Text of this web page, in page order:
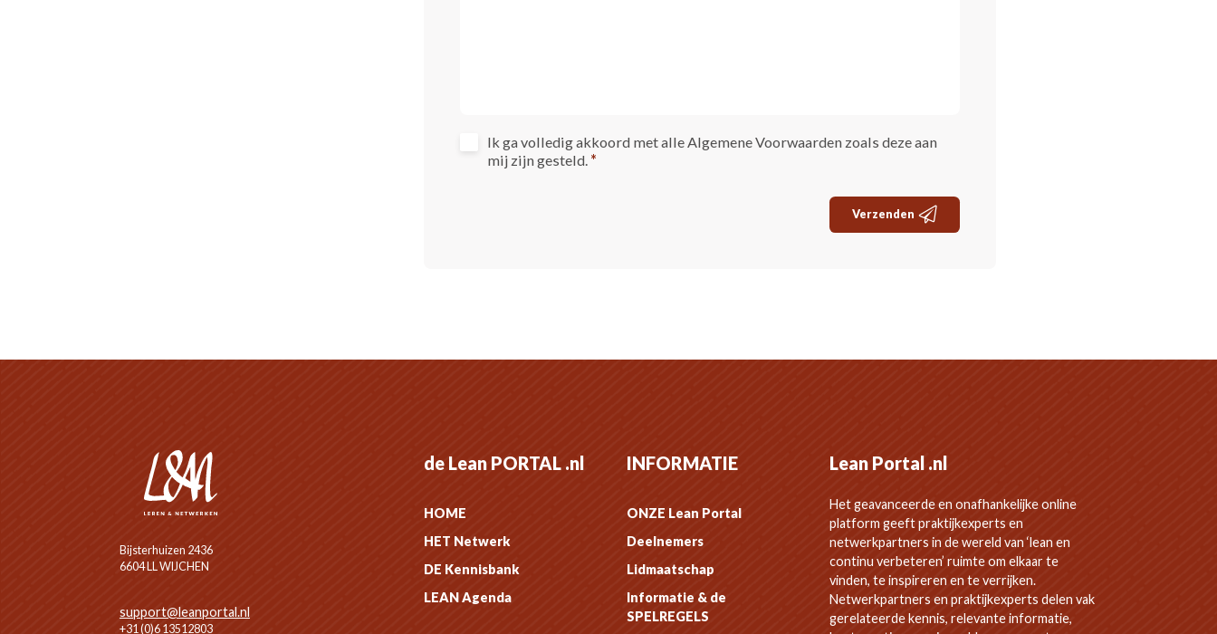
Ik ga volledig akkoord met alle Algemene Voorwaarden zoals deze aan
mij zijn gesteld. *
Verzenden
Bijsterhuizen 2436
6604 LL WIJCHEN
support@leanportal.nl
+31 (0)6 13512803
de Lean PORTAL .nl
HOME
HET Netwerk
DE Kennisbank
LEAN Agenda
INFORMATIE
ONZE Lean Portal
Deelnemers
Lidmaatschap
Informatie & de
SPELREGELS
Lean Portal .nl
Het geavanceerde en onafhankelijke online
platform geeft praktijkexperts en
netwerkpartners in de wereld van ‘lean en
continu verbeteren’ ruimte om elkaar te
vinden, te inspireren en te verrijken.
Netwerkpartners en praktijkexperts delen vak
gerelateerde kennis, relevante informatie,